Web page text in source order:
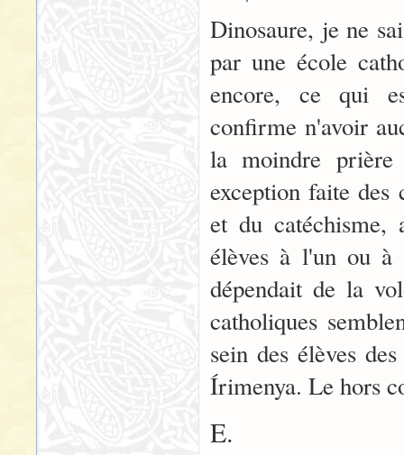
Dinosaure, je ne
par une école
encore, ce qui
confirme n'avoir
la moindre
exception faite des
et du catéchisme,
élèves à l'un ou à
dépendait de la
catholiques
sein des élèves
Írimenya. Le hors
E.